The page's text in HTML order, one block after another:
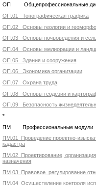
ОП Общепрофессиональные
ОП.01 Топографическая графика
ОП.02 Основы геологии и
ОП.03 Основы почвоведения и
ОП.04 Основы мелиорации и
ОП.05 Здания и сооружения
ОП.06 Экономика организации
ОП.07 Охрана труда
ОП.08 Основы геодезии и
ОП.09 Безопасность
*
ПМ Профессиональные модули
ПМ.01 Проведение проектно-
кадастра
ПМ.02 Проектирование,
назначения
ПМ.03 Правовое регулирование
ПМ.04 Осуществление контроля